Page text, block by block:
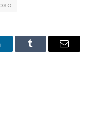
Tumblr Email